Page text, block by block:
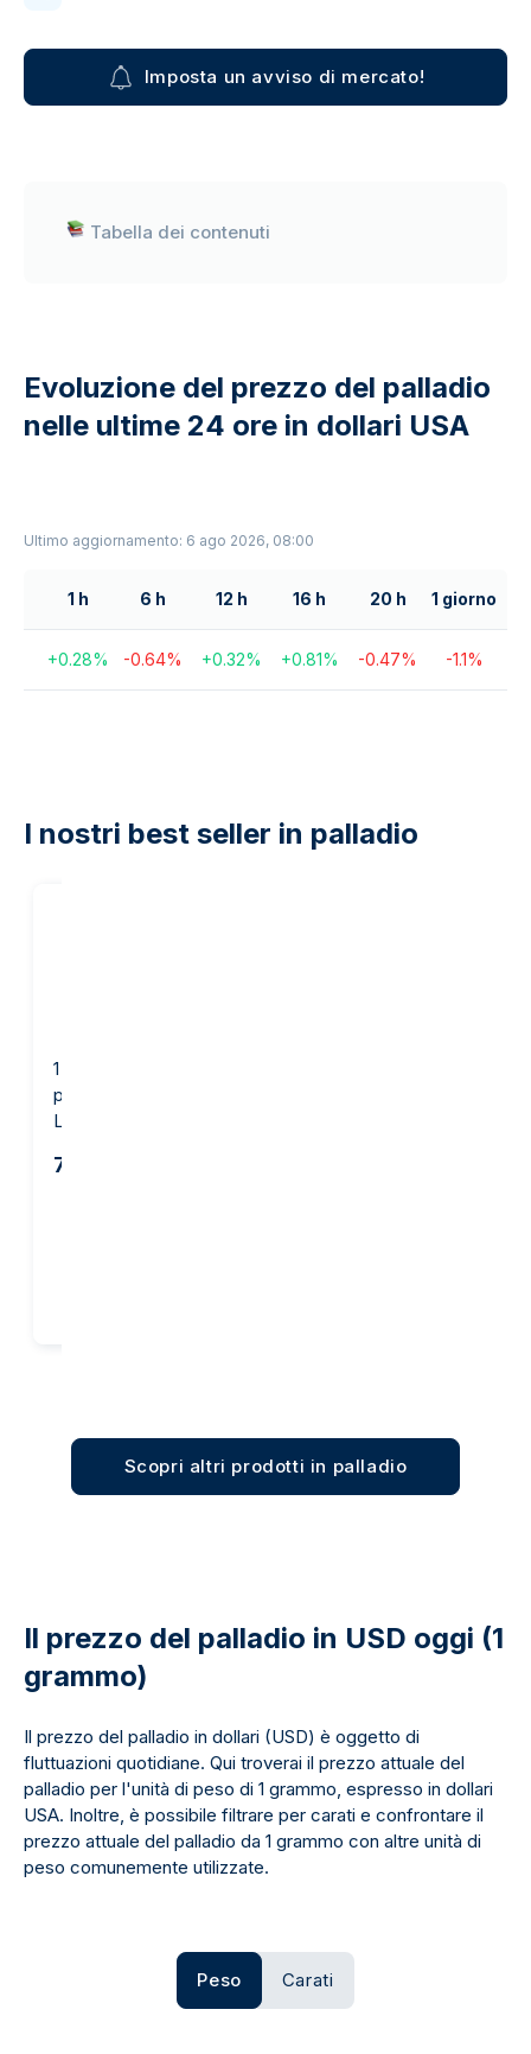
Imposta un avviso di mercato!
Tabella dei contenuti
Evoluzione del prezzo del palladio
nelle ultime 24 ore in dollari USA
Ultimo aggiornamento: 6 ago 2026, 08:00
1 h 6 h 12 h 16 h 20 h 1 giorno
+0.28% -0.64% +0.32% +0.81% -0.47% -1.1%
I nostri best seller in palladio
1 grammo lingottino di
palladio - PAMP Suisse
Lady Fortuna
76,56 €
Scopri altri prodotti in palladio
Il prezzo del palladio in USD oggi (1
grammo)
Il prezzo del palladio in dollari (USD) è oggetto di
fluttuazioni quotidiane. Qui troverai il prezzo attuale del
palladio per l'unità di peso di 1 grammo, espresso in dollari
USA. Inoltre, è possibile filtrare per carati e confrontare il
prezzo attuale del palladio da 1 grammo con altre unità di
peso comunemente utilizzate.
Peso Carati